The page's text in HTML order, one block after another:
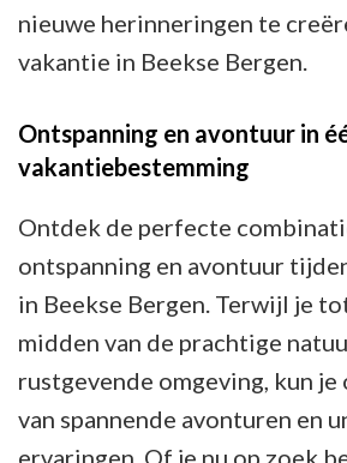
nieuwe herinneringen te
vakantie in Beekse Bergen.
Ontspanning en avontuur in
vakantiebestemming
Ontdek de perfecte
ontspanning en avontuur
in Beekse Bergen. Terwijl je
midden van de prachtige
rustgevende omgeving, kun
van spannende avonturen en
ervaringen. Of je nu op zoek